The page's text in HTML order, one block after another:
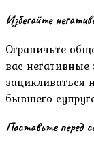
Избегайте
Ограничьте
вас
зацикливаться
бывшего
Поставьте перед